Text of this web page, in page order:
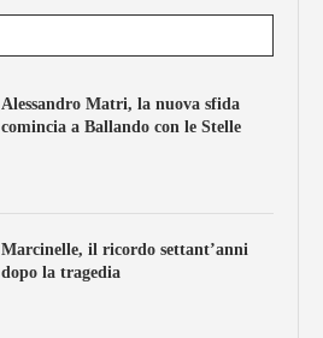
Alessandro Matri, la nuova sfida
comincia a Ballando con le Stelle
Marcinelle, il ricordo settant’anni
dopo la tragedia